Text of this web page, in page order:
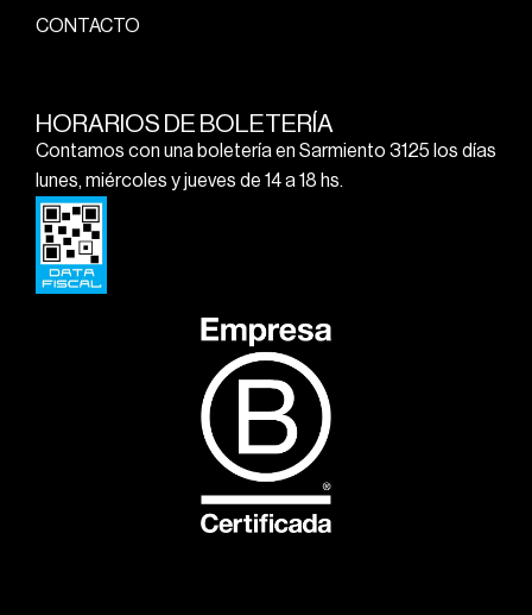
CONTACTO
HORARIOS DE BOLETERÍA
Contamos con una boletería en Sarmiento 3125 los días
lunes, miércoles y jueves de 14 a 18 hs.